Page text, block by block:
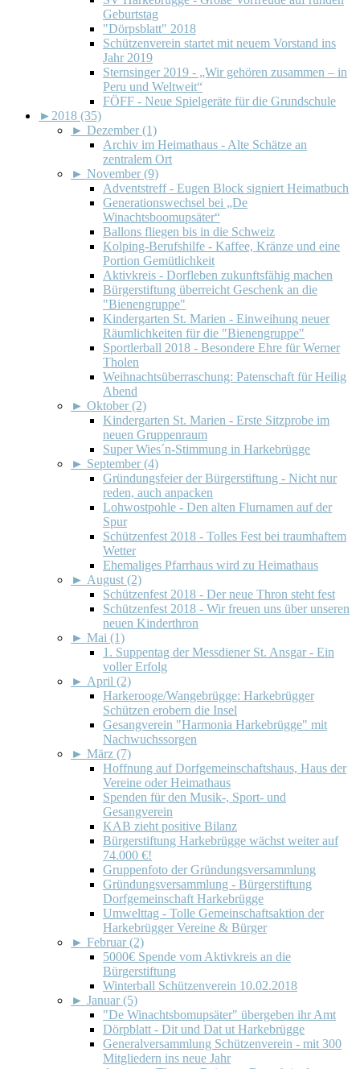
Geburtstag
"Dörpsblatt" 2018
Schützenverein startet mit neuem Vorstand ins
Jahr 2019
Sternsinger 2019 - „Wir gehören zusammen – in
Peru und Weltweit“
FÖFF - Neue Spielgeräte für die Grundschule
► 2018 (35)
► Dezember (1)
Archiv im Heimathaus - Alte Schätze an
zentralem Ort
► November (9)
Adventstreff - Eugen Block signiert Heimatbuch
Generationswechsel bei „De
Winachtsboomupsäter“
Ballons fliegen bis in die Schweiz
Kolping-Berufshilfe - Kaffee, Kränze und eine
Portion Gemütlichkeit
Aktivkreis - Dorfleben zukunftsfähig machen
Bürgerstiftung überreicht Geschenk an die
"Bienengruppe"
Kindergarten St. Marien - Einweihung neuer
Räumlichkeiten für die "Bienengruppe"
Sportlerball 2018 - Besondere Ehre für Werner
Tholen
Weihnachtsüberraschung: Patenschaft für Heilig
Abend
► Oktober (2)
Kindergarten St. Marien - Erste Sitzprobe im
neuen Gruppenraum
Super Wies´n-Stimmung in Harkebrügge
► September (4)
Gründungsfeier der Bürgerstiftung - Nicht nur
reden, auch anpacken
Lohwostpohle - Den alten Flurnamen auf der
Spur
Schützenfest 2018 - Tolles Fest bei traumhaftem
Wetter
Ehemaliges Pfarrhaus wird zu Heimathaus
► August (2)
Schützenfest 2018 - Der neue Thron steht fest
Schützenfest 2018 - Wir freuen uns über unseren
neuen Kinderthron
► Mai (1)
1. Suppentag der Messdiener St. Ansgar - Ein
voller Erfolg
► April (2)
Harkerooge/Wangebrügge: Harkebrügger
Schützen erobern die Insel
Gesangverein "Harmonia Harkebrügge" mit
Nachwuchssorgen
► März (7)
Hoffnung auf Dorfgemeinschaftshaus, Haus der
Vereine oder Heimathaus
Spenden für den Musik-, Sport- und
Gesangverein
KAB zieht positive Bilanz
Bürgerstiftung Harkebrügge wächst weiter auf
74.000 €!
Gruppenfoto der Gründungsversammlung
Gründungsversammlung - Bürgerstiftung
Dorfgemeinschaft Harkebrügge
Umwelttag - Tolle Gemeinschaftsaktion der
Harkebrügger Vereine & Bürger
► Februar (2)
5000€ Spende vom Aktivkreis an die
Bürgerstiftung
Winterball Schützenverein 10.02.2018
► Januar (5)
"De Winachtsbomupsäter" übergeben ihr Amt
Dörpblatt - Dit und Dat ut Harkebrügge
Generalversammlung Schützenverein - mit 300
Mitgliedern ins neue Jahr